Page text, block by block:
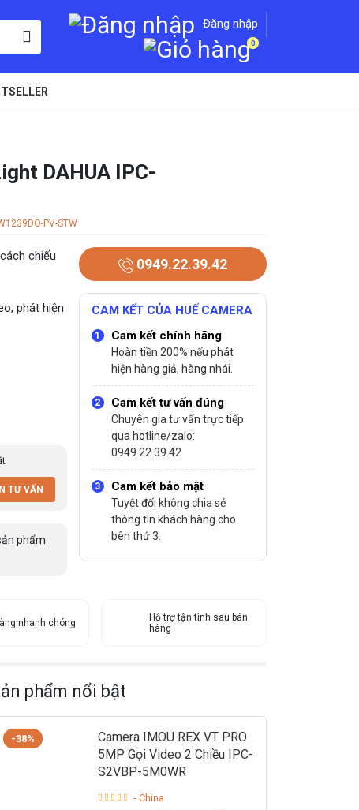
Đăng nhập
0
DAHUA IPC-
PV-STW
chiếu
phát hiện
TƯ VẤN
phẩm
0949.22.39.42
CAM KẾT CỦA HUẾ CAMERA
Cam kết chính hãng
Hoàn tiền 200% nếu phát
hiện hàng giả, hàng nhái.
Cam kết tư vấn đúng
Chuyên gia tư vấn trực tiếp
qua hotline/zalo:
0949.22.39.42
Cam kết bảo mật
Tuyệt đối không chia sẻ
thông tin khách hàng cho
bên thứ 3.
nhanh chóng
Hỗ trợ tận tình sau bán
hàng
phẩm nổi bật
-38%
Camera IMOU REX VT PRO
5MP Gọi Video 2 Chiều IPC-
S2VBP-5M0WR
- China